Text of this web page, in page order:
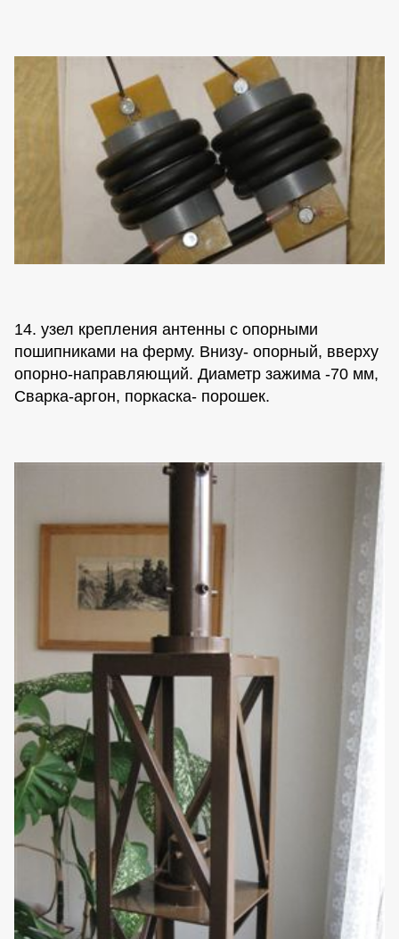
14. узел крепления антенны с опорными
пошипниками на ферму. Внизу- опорный, вверху
опорно-направляющий. Диаметр зажима -70 мм,
Сварка-аргон, поркаска- порошек.